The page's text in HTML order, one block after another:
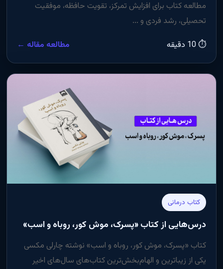
مطالعه کتاب برای افزایش تمرکز، تقویت حافظه، موفقیت
تحصیلی، رشد فردی و ...
⏱ 10 دقیقه
مطالعه مقاله ←
کتاب درمانی
درس‌هایی از کتاب «پسرک، موش کور، روباه و اسب»
کتاب «پسرک، موش کور، روباه و اسب» نوشته چارلی مکسی
یکی از زیباترین و الهام‌بخش‌ترین کتاب‌های سال‌های اخیر